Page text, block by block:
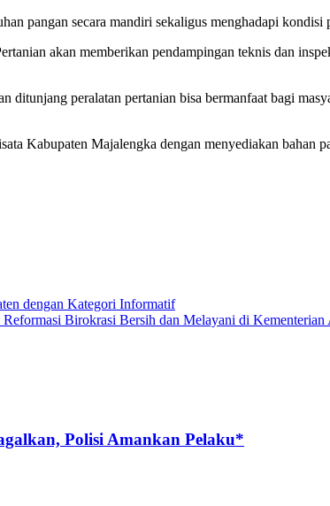
pangan secara mandiri sekaligus menghadapi
akan memberikan pendampingan teknis dan
ditunjang peralatan pertanian bisa bermanfaat bagi
Kabupaten Majalengka dengan menyediakan bahan
dengan Kategori Informatif
Birokrasi Bersih dan Melayani di Kementerian
Polisi Amankan Pelaku*